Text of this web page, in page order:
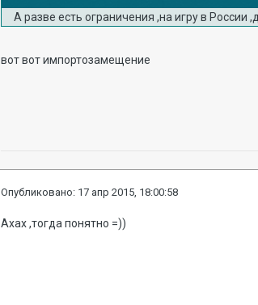
А разве есть ограничения ,на игру в России
вот вот импортозамещение
Опубликовано: 17 апр 2015, 18:00:58
Ахах ,тогда понятно =))